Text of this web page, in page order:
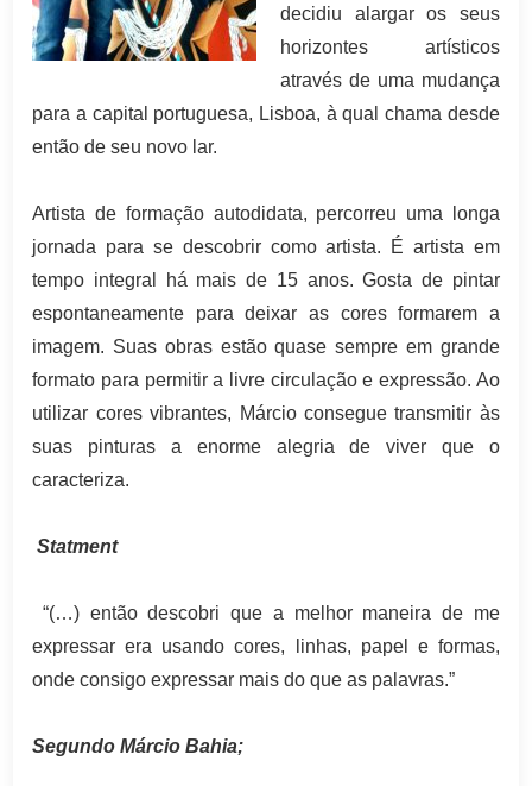
decidiu alargar os seus
horizontes artísticos
através de uma mudança
para a capital portuguesa, Lisboa, à qual chama desde
então de seu novo lar.
Artista de formação autodidata, percorreu uma longa
jornada para se descobrir como artista. É artista em
tempo integral há mais de 15 anos. Gosta de pintar
espontaneamente para deixar as cores formarem a
imagem. Suas obras estão quase sempre em grande
formato para permitir a livre circulação e expressão. Ao
utilizar cores vibrantes, Márcio consegue transmitir às
suas pinturas a enorme alegria de viver que o
caracteriza.
Statment
“(…) então descobri que a melhor maneira de me
expressar era usando cores, linhas, papel e formas,
onde consigo expressar mais do que as palavras.”
Segundo Márcio Bahia;